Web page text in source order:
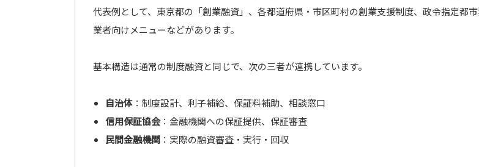
代表例として、東京都の「創業融資」、各都道府県・市区町村の創業支援制度、政令指定都
業者向けメニューなどがあります。
基本構造は通常の制度融資と同じで、次の三者が連携しています。
自治体：制度設計、利子補給、保証料補助、相談窓口
信用保証協会：金融機関への保証提供、保証審査
民間金融機関：実際の融資審査・実行・回収